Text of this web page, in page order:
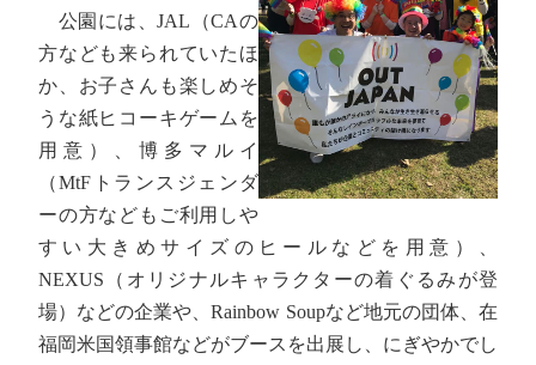
公園には、JAL（CAの
方なども来られていたほ
か、お子さんも楽しめそ
うな紙ヒコーキゲームを
用意）、博多マルイ
（MtFトランスジェンダ
ーの方などもご利用しや
すい大きめサイズのヒールなどを用意）、
NEXUS（オリジナルキャラクターの着ぐるみが登
場）などの企業や、Rainbow Soupなど地元の団体、在
福岡米国領事館などがブースを出展し、にぎやかでし